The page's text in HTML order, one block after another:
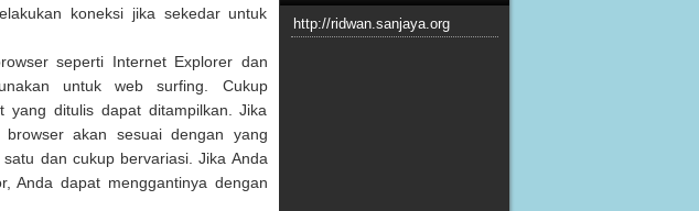
koneksi jika sekedar untuk
seperti Internet Explorer dan
untuk web surfing. Cukup
yang ditulis dapat ditampilkan. Jika
akan sesuai dengan yang
dan cukup bervariasi. Jika Anda
Anda dapat menggantinya dengan
http://ridwan.sanjaya.org